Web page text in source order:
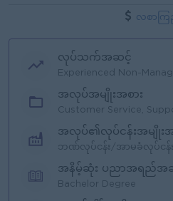
လစာက
လုပ်သက်အဆင့်
Experienced Non-
အလုပ်အမျိုးအစား
Customer Service,
အလုပ်၏လုပ်ငန်းအမျိုးအ
ဘဏ်လုပ်ငန်း/အာမခံလုပ်ငန်း/
အနိမ့်ဆုံး ပညာအရည်အခ
Bachelor Degree